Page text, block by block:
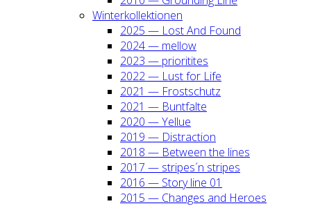
Win­ter­kol­lek­tio­nen
2025 — Lost And Found
2024 — mel­low
2023 — prio­ri­ti­tes
2022 — Lust for Life
2021 — Frost­schutz
2021 — Bunt­fal­te
2020 — Yel­lue
2019 — Dis­trac­tion
2018 — Bet­ween the lines
2017 — stripes´n stripes
2016 — Sto­ry line 01
2015 — Chan­ges and Heroes